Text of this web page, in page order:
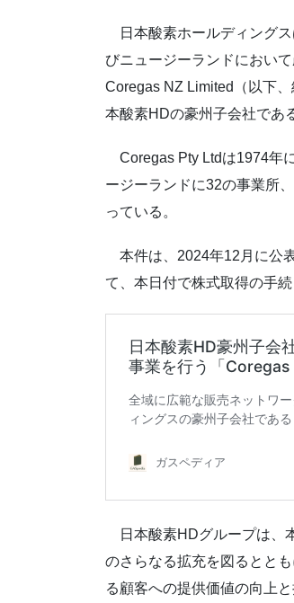
日本酸素ホールディングス
びニュージーランドにおい
Coregas NZ Limited（以下
本酸素HDの豪州子会社であ
Coregas Pty Ltdは1974年
ージーランドに32の事業所
っている。
本件は、2024年12月に公
て、本日付で株式取得の手
日本酸素HDグループは、
のさらなる拡充を図るとと
る顧客への提供価値の向上